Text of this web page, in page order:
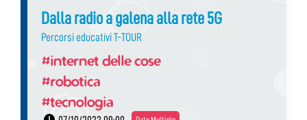
Dalla radio a galena alla rete 5G
Percorsi educativi T-TOUR
#internet delle cose
#robotica
#tecnologia